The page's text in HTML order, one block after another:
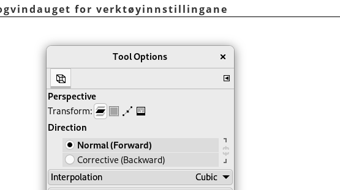
for verktøyinnstillingane